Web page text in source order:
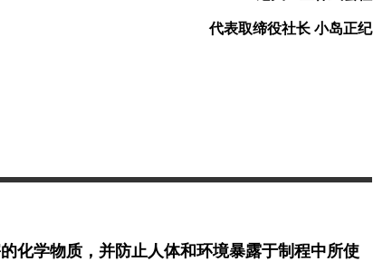
代表取缔役社长 小岛正纪
化学物质，并防止人体和环境暴露于制程中所使